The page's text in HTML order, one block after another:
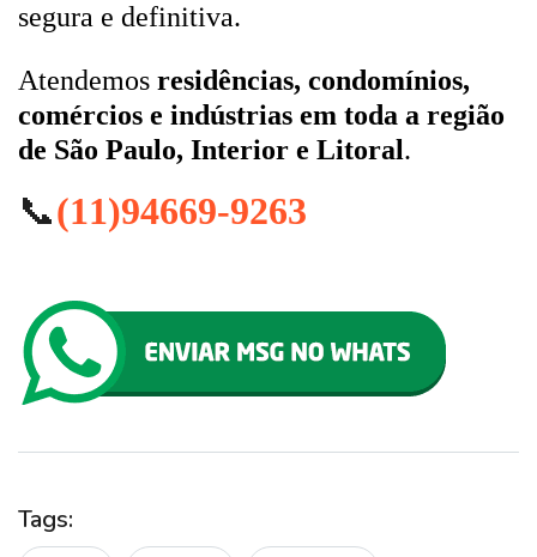
segura e definitiva.
Atendemos residências, condomínios,
comércios e indústrias em toda a região
de São Paulo, Interior e Litoral.
📞(11)94669-9263
Tags: